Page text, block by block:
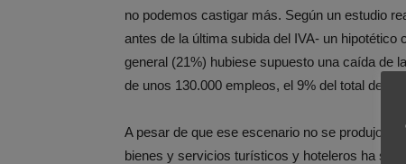
no podemos castigar más. Según un estudio
antes de la última subida del IVA- un
general (21%) hubiese supuesto una caída de
de unos 130.000 empleos, el 9% del total del
A pesar de que ese escenario no se produjo,
bienes y servicios turísticos y hoteleros ha